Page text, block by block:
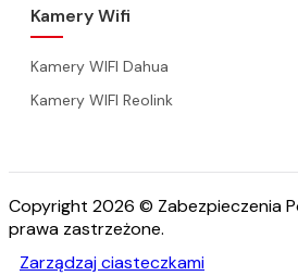
Kamery Wifi
Kamery WIFI Dahua
Kamery WIFI Reolink
Copyright 2026 © Zabezpieczenia
prawa zastrzeżone.
Zarządzaj ciasteczkami